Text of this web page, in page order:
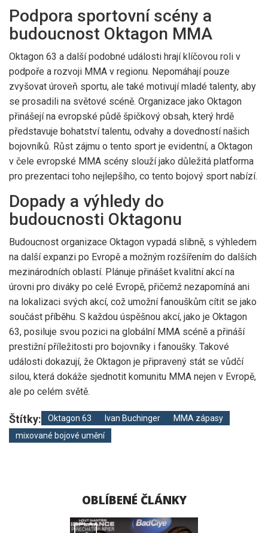
Podpora sportovní scény a
budoucnost Oktagon MMA
Oktagon 63 a další podobné události hrají klíčovou roli v
podpoře a rozvoji MMA v regionu. Nepomáhají pouze
zvyšovat úroveň sportu, ale také motivují mladé talenty, aby
se prosadili na světové scéně. Organizace jako Oktagon
přinášejí na evropské půdě špičkový obsah, který hrdě
představuje bohatství talentu, odvahy a dovedností našich
bojovníků. Růst zájmu o tento sport je evidentní, a Oktagon
v čele evropské MMA scény slouží jako důležitá platforma
pro prezentaci toho nejlepšího, co tento bojový sport nabízí.
Dopady a výhledy do
budoucnosti Oktagonu
Budoucnost organizace Oktagon vypadá slibně, s výhledem
na další expanzi po Evropě a možným rozšířením do dalších
mezinárodních oblastí. Plánuje přinášet kvalitní akcí na
úrovni pro diváky po celé Evropě, přičemž nezapomíná ani
na lokalizaci svých akcí, což umožní fanouškům cítit se jako
součást příběhu. S každou úspěšnou akcí, jako je Oktagon
63, posiluje svou pozici na globální MMA scéně a přináší
prestižní příležitosti pro bojovníky i fanoušky. Takové
události dokazují, že Oktagon je připravený stát se vůdčí
silou, která dokáže sjednotit komunitu MMA nejen v Evropě,
ale po celém světě.
Štítky: Oktagon 63 Ivan Buchinger
MMA zápasy
mixované bojové umění
OBLÍBENÉ ČLÁNKY